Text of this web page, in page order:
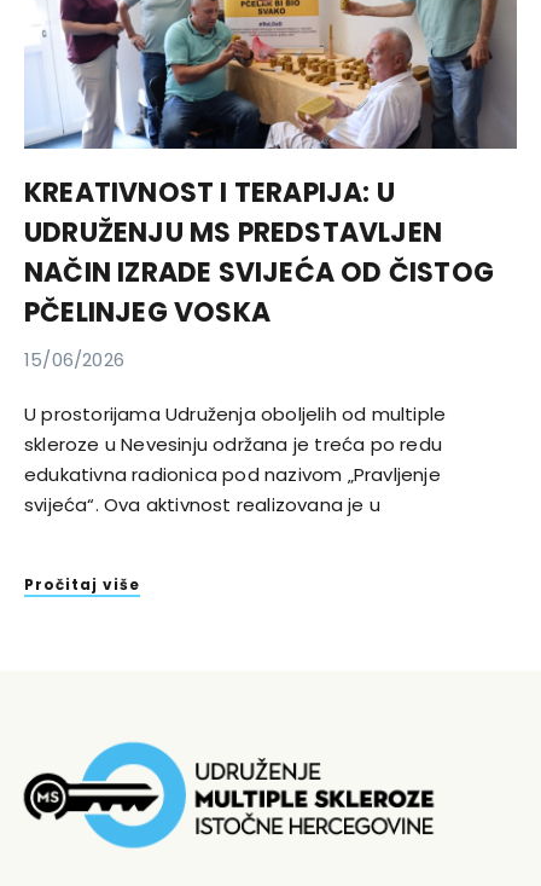
KREATIVNOST I TERAPIJA: U
UDRUŽENJU MS PREDSTAVLJEN
NAČIN IZRADE SVIJEĆA OD ČISTOG
PČELINJEG VOSKA
15/06/2026
U prostorijama Udruženja oboljelih od multiple
skleroze u Nevesinju održana je treća po redu
edukativna radionica pod nazivom „Pravljenje
svijeća“. Ova aktivnost realizovana je u
Pročitaj više